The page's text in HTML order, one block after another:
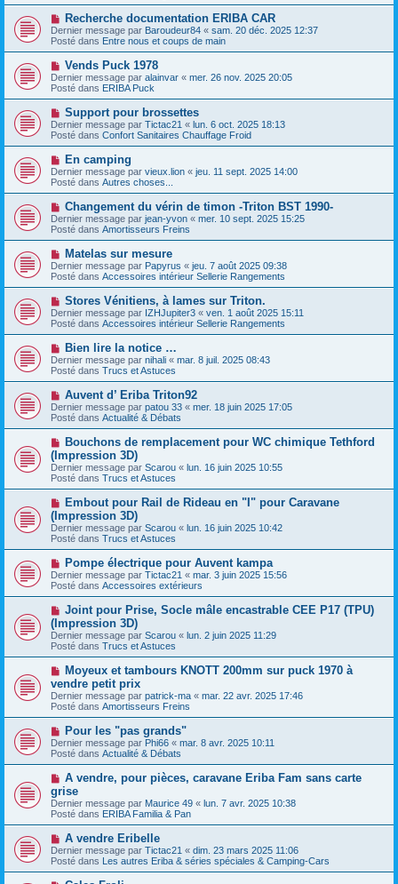
g
e
e
s
a
g
e
e
a
u
m
e
s
s
a
g
e
N
o
u
v
e
u
m
e
s
s
a
g
e
Recherche documentation ERIBA CAR
Dernier message par Baroudeur84 « sam. 20 déc. 2025 12:37
Posté dans Entre nous et coups de main
N
o
u
v
e
a
u
m
e
s
a
g
e
Vends Puck 1978
Dernier message par alainvar « mer. 26 nov. 2025 20:05
Posté dans ERIBA Puck
N
o
u
v
e
a
u
m
e
s
s
a
g
e
Support pour brossettes
Dernier message par Tictac21 « lun. 6 oct. 2025 18:13
Posté dans Confort Sanitaires Chauffage Froid
N
o
u
v
a
u
m
e
s
a
g
e
En camping
Dernier message par vieux.lion « jeu. 11 sept. 2025 14:00
Posté dans Autres choses...
N
o
u
v
e
a
u
m
e
s
s
a
g
e
Changement du vérin de timon -Triton BST 1990-
Dernier message par jean-yvon « mer. 10 sept. 2025 15:25
Posté dans Amortisseurs Freins
N
o
u
v
e
a
u
m
e
s
a
g
Matelas sur mesure
Dernier message par Papyrus « jeu. 7 août 2025 09:38
Posté dans Accessoires intérieur Sellerie Rangements
N
o
u
v
e
a
u
m
e
s
s
a
g
e
Stores Vénitiens, à lames sur Triton.
Dernier message par IZHJupiter3 « ven. 1 août 2025 15:11
Posté dans Accessoires intérieur Sellerie Rangements
N
o
u
v
a
u
m
e
s
a
g
e
Bien lire la notice …
Dernier message par nihali « mar. 8 juil. 2025 08:43
Posté dans Trucs et Astuces
N
o
u
v
e
a
u
m
e
s
s
a
g
e
Auvent d’ Eriba Triton92
Dernier message par patou 33 « mer. 18 juin 2025 17:05
Posté dans Actualité & Débats
N
u
v
e
a
m
e
s
a
g
e
Bouchons de remplacement pour WC chimique Tethford
(Impression 3D)
Dernier message par Scarou « lun. 16 juin 2025 10:55
Posté dans Trucs et Astuces
N
u
v
e
a
m
e
s
a
g
e
Embout pour Rail de Rideau en "I" pour Caravane
(Impression 3D)
Dernier message par Scarou « lun. 16 juin 2025 10:42
Posté dans Trucs et Astuces
N
o
u
v
a
u
m
e
s
s
a
g
e
Pompe électrique pour Auvent kampa
Dernier message par Tictac21 « mar. 3 juin 2025 15:56
Posté dans Accessoires extérieurs
N
u
v
e
a
m
e
s
a
g
e
Joint pour Prise, Socle mâle encastrable CEE P17 (TPU)
(Impression 3D)
Dernier message par Scarou « lun. 2 juin 2025 11:29
Posté dans Trucs et Astuces
N
u
v
e
a
m
e
s
a
g
e
Moyeux et tambours KNOTT 200mm sur puck 1970 à
vendre petit prix
Dernier message par patrick-ma « mar. 22 avr. 2025 17:46
Posté dans Amortisseurs Freins
N
o
u
v
a
u
m
e
s
a
g
e
Pour les "pas grands"
Dernier message par Phi66 « mar. 8 avr. 2025 10:11
Posté dans Actualité & Débats
N
o
u
v
e
a
u
m
e
s
s
A vendre, pour pièces, caravane Eriba Fam sans carte
grise
Dernier message par Maurice 49 « lun. 7 avr. 2025 10:38
Posté dans ERIBA Familia & Pan
N
o
u
v
A vendre Eribelle
Dernier message par Tictac21 « dim. 23 mars 2025 11:06
Posté dans Les autres Eriba & séries spéciales & Camping-Cars